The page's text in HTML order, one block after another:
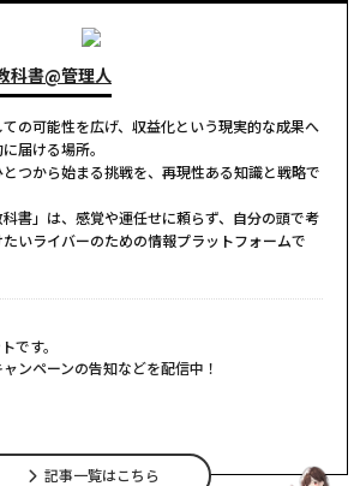
科書@管理人
の可能性を広げ、収益化という現実的な成果へ
届ける場所。
つから始まる挑戦を、再現性ある知識と戦略で
科書」は、感覚や運任せに頼らず、自分の頭で考
いライバーのための情報プラットフォームで
です。
ンペーンの告知などを配信中！
記事一覧はこちら